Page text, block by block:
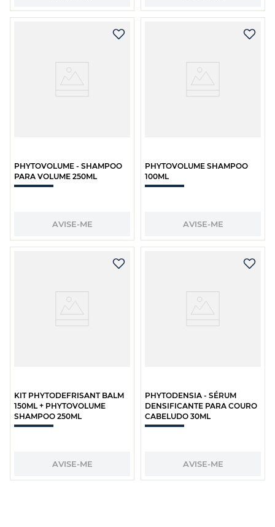
PHYTOVOLUME - SHAMPOO
PARA VOLUME 250ML
AVISE-ME
PHYTOVOLUME SHAMPOO
100ML
AVISE-ME
KIT PHYTODEFRISANT BALM
150ML + PHYTOVOLUME
SHAMPOO 250ML
AVISE-ME
PHYTODENSIA - SÉRUM
DENSIFICANTE PARA COURO
CABELUDO 30ML
AVISE-ME